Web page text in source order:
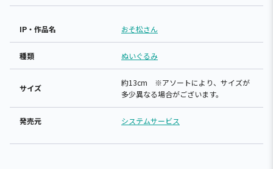
IP・作品名 おそ松さん
種類 ぬいぐるみ
サイズ
約13cm ※アソートにより、サイズが
多少異なる場合がございます。
発売元 システムサービス